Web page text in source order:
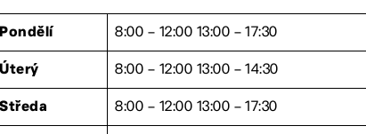
Pondělí 8:00 – 12:00 13:00 – 17:30
Úterý 8:00 – 12:00 13:00 – 14:30
Středa 8:00 – 12:00 13:00 – 17:30